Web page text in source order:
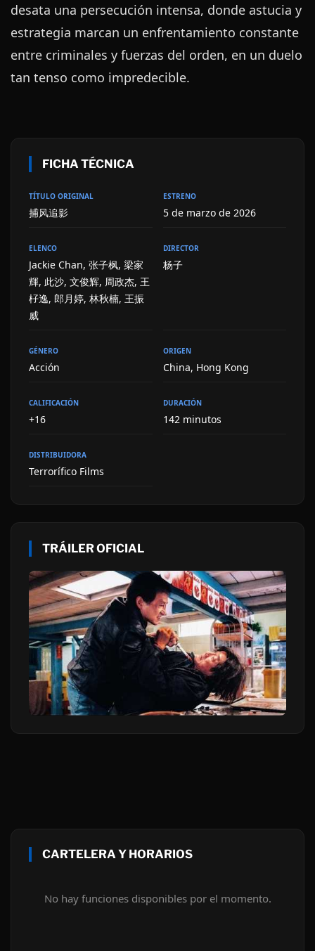
desata una persecución intensa, donde astucia y
estrategia marcan un enfrentamiento constante
entre criminales y fuerzas del orden, en un duelo
tan tenso como impredecible.
FICHA TÉCNICA
TÍTULO ORIGINAL
捕风追影
ESTRENO
5 de marzo de 2026
ELENCO
Jackie Chan, 张子枫, 梁家
輝, 此沙, 文俊辉, 周政杰, 王
杍逸, 郎月婷, 林秋楠, 王振
威
DIRECTOR
杨子
GÉNERO
Acción
ORIGEN
China, Hong Kong
CALIFICACIÓN
+16
DURACIÓN
142 minutos
DISTRIBUIDORA
Terrorífico Films
TRÁILER OFICIAL
CARTELERA Y HORARIOS
No hay funciones disponibles por el momento.